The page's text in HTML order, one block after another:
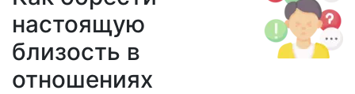
настоящую
близость в
отношениях